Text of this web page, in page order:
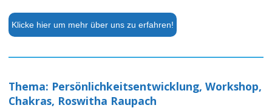
Klicke hier um mehr über uns zu erfahren!
Thema: Persönlichkeitsentwicklung, Workshop,
Chakras, Roswitha Raupach